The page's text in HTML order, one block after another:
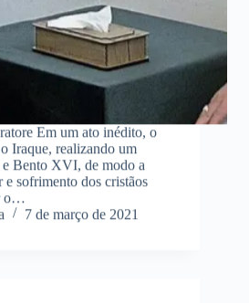
Em um ato inédito, o
Iraque, realizando um
Bento XVI, de modo a
e sofrimento dos cristãos
o…
7 de março de 2021